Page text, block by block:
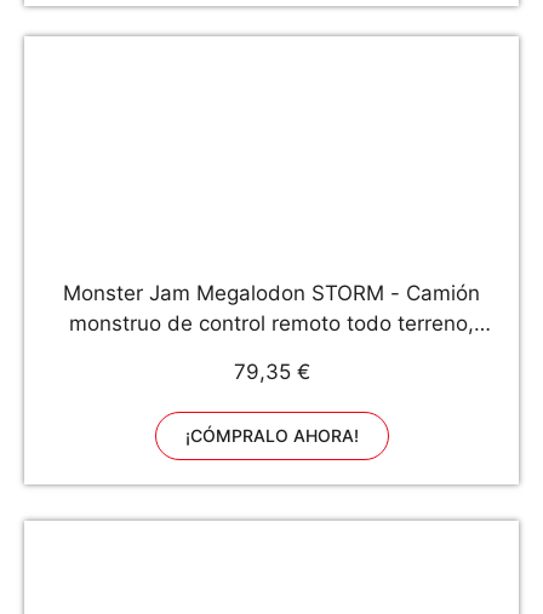
Monster Jam Megalodon STORM - Camión
monstruo de control remoto todo terreno,
79,35 €
¡CÓMPRALO AHORA!